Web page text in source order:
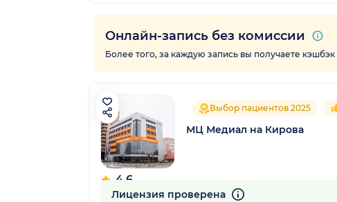
Онлайн-запись без комиссии
Более того, за каждую запись вы получаете кэшбэк
4.6
53 отзыва
Выбор пациентов 2025
МЦ Медиал на Кирова
Лицензия проверена